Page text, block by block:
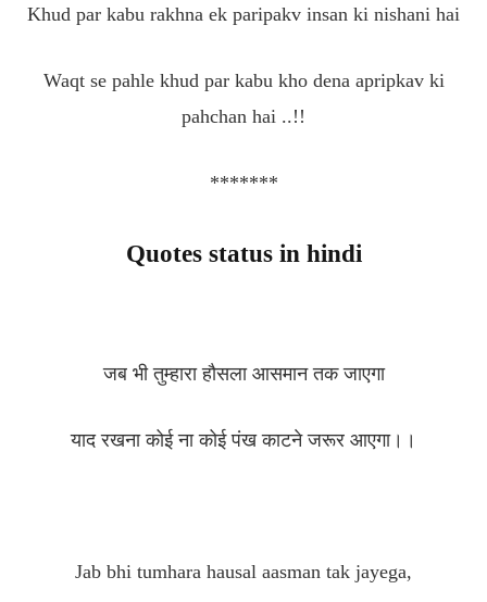
Khud par kabu rakhna ek paripakv insan ki nishani hai
Waqt se pahle khud par kabu kho dena apripkav ki
pahchan hai ..!!
*******
Quotes status in hindi
जब भी तुम्हारा हौसला आसमान तक जाएगा
याद रखना कोई ना कोई पंख काटने जरूर आएगा।।
Jab bhi tumhara hausal aasman tak jayega,